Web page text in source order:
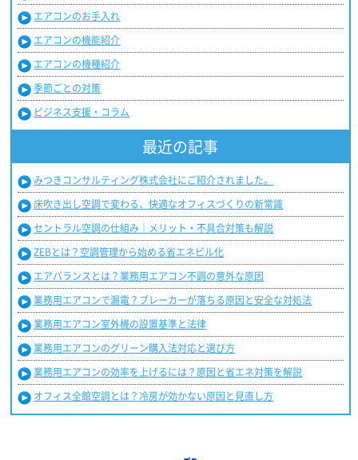
エアコンのお手入れ
エアコンの機能紹介
エアコンの機種紹介
季節ごとの対策
ビジネス支援・コラム
最近の記事
みつきコンサルティング株式会社にご紹介されました。
床吹き出し空調で変わる、快適なオフィスづくりの新常識
セントラル空調の仕組み｜メリット・不具合対策も解説
ZEBとは？空調管理から始める省エネビル化
エアバランスとは？業務用エアコン不調の意外な原因
業務用エアコンで漏電？ブレーカーが落ちる原因と安全な対処法
業務用エアコン室外機の設置基準と法律
業務用エアコンのグリーン購入法対応と選び方
業務用エアコンの効率を上げるには？原因と省エネ対策を解説
オフィス全館空調とは？冷房が効かない原因と見直し方